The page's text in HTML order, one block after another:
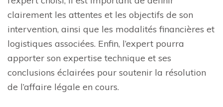
clairement les attentes et les objectifs de son
intervention, ainsi que les modalités financières et
logistiques associées. Enfin, l’expert pourra
apporter son expertise technique et ses
conclusions éclairées pour soutenir la résolution
de l’affaire légale en cours.